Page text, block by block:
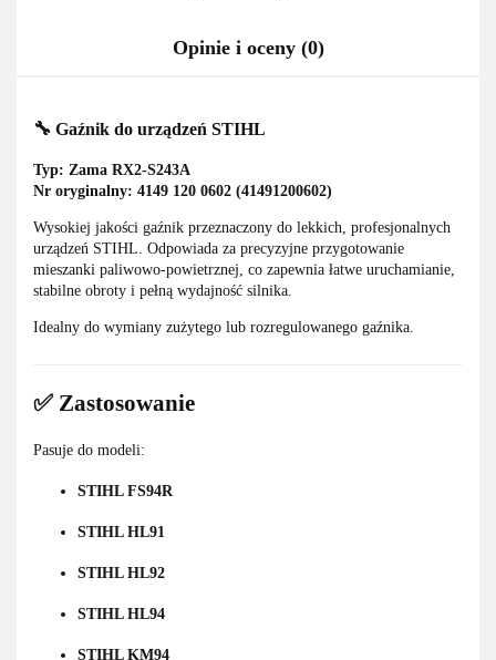
Opinie i oceny (0)
🔧 Gaźnik do urządzeń STIHL
Typ: Zama RX2-S243A
Nr oryginalny: 4149 120 0602 (41491200602)
Wysokiej jakości gaźnik przeznaczony do lekkich, profesjonalnych
urządzeń STIHL. Odpowiada za precyzyjne przygotowanie
mieszanki paliwowo-powietrznej, co zapewnia łatwe uruchamianie,
stabilne obroty i pełną wydajność silnika.
Idealny do wymiany zużytego lub rozregulowanego gaźnika.
✅ Zastosowanie
Pasuje do modeli:
STIHL FS94R
STIHL HL91
STIHL HL92
STIHL HL94
STIHL KM94